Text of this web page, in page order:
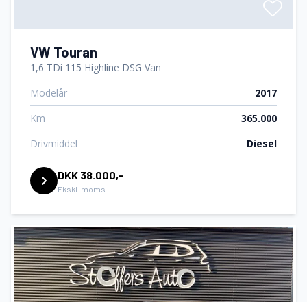
VW Touran
1,6 TDi 115 Highline DSG Van
Modelår
2017
Km
365.000
Drivmiddel
Diesel
DKK 38.000,-
Ekskl. moms